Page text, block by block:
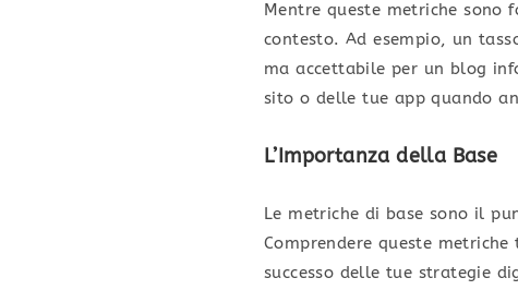
Mentre queste metriche sono
contesto. Ad esempio, un
ma accettabile per un blog
sito o delle tue app quando
L’Importanza della Base
Le metriche di base sono il
Comprendere queste
successo delle tue strategie